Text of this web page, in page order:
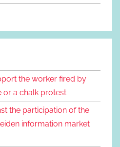
the worker fired by
or a chalk protest
the participation of the
information market